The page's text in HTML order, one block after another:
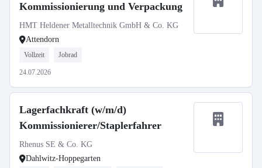
Kommissionierung und Verpackung
HMT Heldener Metalltechnik GmbH & Co. KG
Attendorn
Vollzeit Jobrad
24.07.2026
Lagerfachkraft (w/m/d)
Kommissionierer/Staplerfahrer
Rhenus SE & Co. KG
Dahlwitz-Hoppegarten